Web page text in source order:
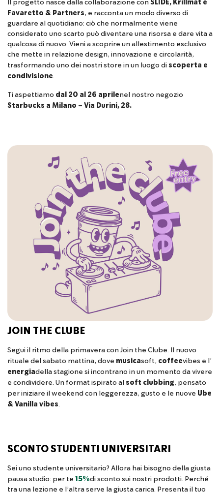
Il progetto nasce dalla collaborazione con SLIDE, Krillmat e
Favaretto & Partners, e racconta un modo diverso di
guardare al quotidiano: ciò che normalmente viene
considerato uno scarto può diventare una risorsa e dare vita a
qualcosa di nuovo. Vieni a scoprire un allestimento esclusivo
che mette in relazione design, innovazione e circolarità,
trasformando uno dei nostri store in un luogo di scoperta e
condivisione.
Ti aspettiamo dal 20 al 26 aprilenel nostro negozio
Starbucks a Milano – Via Durini, 28.
JOIN THE CLUBE
Segui il ritmo della primavera con Join the Clube. Il nuovo
rituale del sabato mattina, dove musicasoft, coffeevibes e l’
energiadella stagione si incontrano in un momento da vivere
e condividere. Un format ispirato al soft clubbing, pensato
per iniziare il weekend con leggerezza, gusto e le nuove Ube
& Vanilla vibes.
SCONTO STUDENTI UNIVERSITARI
Sei uno studente universitario? Allora hai bisogno della giusta
pausa studio: per te 15%di sconto sui nostri prodotti. Perché
tra una lezione e l’altra serve la giusta carica. Presenta il tuo